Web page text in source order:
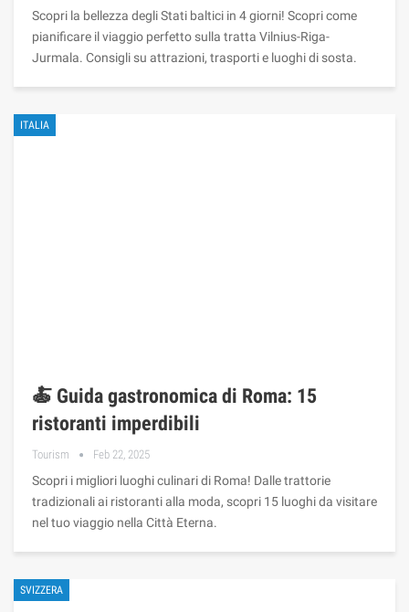
Scopri la bellezza degli Stati baltici in 4 giorni! Scopri come
pianificare il viaggio perfetto sulla tratta Vilnius-Riga-
Jurmala. Consigli su attrazioni, trasporti e luoghi di sosta.
ITALIA
🍝 Guida gastronomica di Roma: 15
ristoranti imperdibili
Tourism Feb 22, 2025
Scopri i migliori luoghi culinari di Roma! Dalle trattorie
tradizionali ai ristoranti alla moda, scopri 15 luoghi da visitare
nel tuo viaggio nella Città Eterna.
SVIZZERA